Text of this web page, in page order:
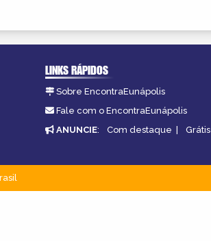
LINKS RÁPIDOS
Sobre EncontraEunápolis
Fale com o EncontraEunápolis
ANUNCIE: Com destaque | Grátis